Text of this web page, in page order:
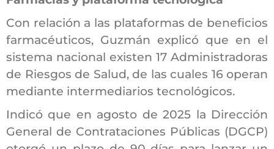
Con relación a las plataformas de beneficios
farmacéuticos, Guzmán explicó que en el
sistema nacional existen 17 Administradoras
de Riesgos de Salud, de las cuales 16 operan
mediante intermediarios tecnológicos.
Indicó que en agosto de 2025 la Dirección
General de Contrataciones Públicas (DGCP)